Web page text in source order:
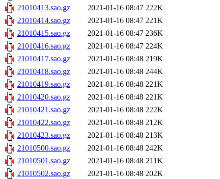
21010413.sao.gz
2021-01-16 08:47 222K
21010414.sao.gz
2021-01-16 08:47 221K
21010415.sao.gz
2021-01-16 08:47 236K
21010416.sao.gz
2021-01-16 08:47 224K
21010417.sao.gz
2021-01-16 08:48 219K
21010418.sao.gz
2021-01-16 08:48 244K
21010419.sao.gz
2021-01-16 08:48 221K
21010420.sao.gz
2021-01-16 08:48 221K
21010421.sao.gz
2021-01-16 08:48 222K
21010422.sao.gz
2021-01-16 08:48 212K
21010423.sao.gz
2021-01-16 08:48 213K
21010500.sao.gz
2021-01-16 08:48 242K
21010501.sao.gz
2021-01-16 08:48 211K
21010502.sao.gz
2021-01-16 08:48 202K